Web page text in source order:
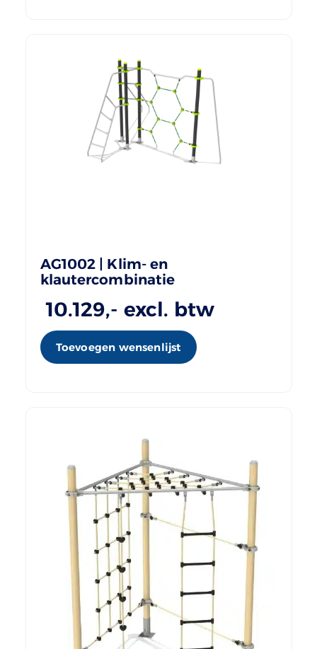
AG1002 | Klim- en
klautercombinatie
10.129,- excl. btw
Toevoegen wensenlijst